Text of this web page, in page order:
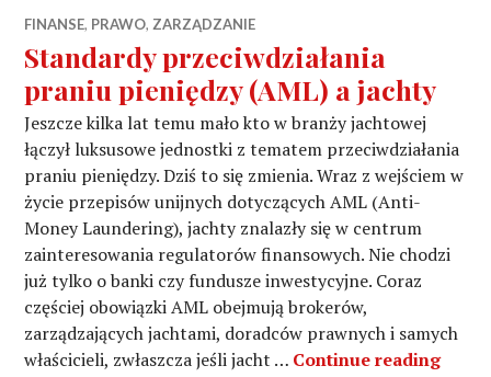
FINANSE, PRAWO, ZARZĄDZANIE
Standardy przeciwdziałania
praniu pieniędzy (AML) a jachty
Jeszcze kilka lat temu mało kto w branży jachtowej
łączył luksusowe jednostki z tematem przeciwdziałania
praniu pieniędzy. Dziś to się zmienia. Wraz z wejściem w
życie przepisów unijnych dotyczących AML (Anti-
Money Laundering), jachty znalazły się w centrum
zainteresowania regulatorów finansowych. Nie chodzi
już tylko o banki czy fundusze inwestycyjne. Coraz
częściej obowiązki AML obejmują brokerów,
zarządzających jachtami, doradców prawnych i samych
właścicieli, zwłaszcza jeśli jacht … Continue reading